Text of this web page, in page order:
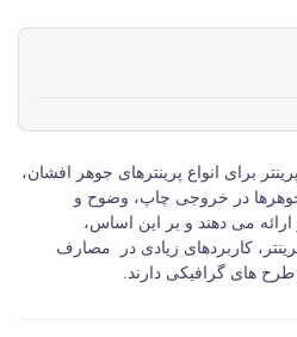
برای انواع پرینترهای جوهر افشان،
در خروجی چاپ، وضوح و
ارائه می دهند و بر این اساس،
کاربردهای زیادی در مصارف
های گرافیکی دارند.